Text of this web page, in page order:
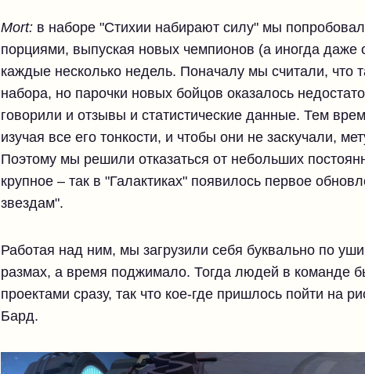
Mort: в наборе "Стихии набирают силу" мы
порциями, выпуская новых чемпионов (а иногда
каждые несколько недель. Поначалу мы считали, что
набора, но парочки новых бойцов оказалось
говорили и отзывы и статистические данные. Тем
изучая все его тонкости, и чтобы они не заскучали,
Поэтому мы решили отказаться от небольших
крупное – так в "Галактиках" появилось первое
звездам".
Работая над ним, мы загрузили себя буквально по
размах, а время поджимало. Тогда людей в команде
проектами сразу, так что кое-где пришлось пойти на
Бард.